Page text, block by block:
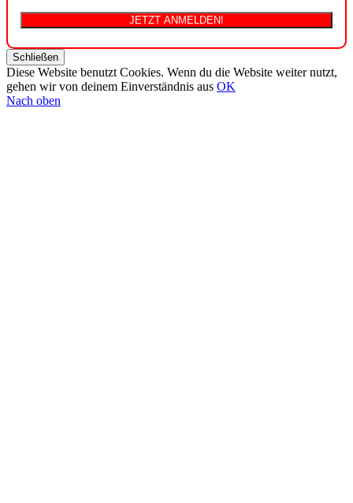
Schließen
Diese Website benutzt Cookies. Wenn du die Website weiter nutzt,
gehen wir von deinem Einverständnis aus OK
Nach oben